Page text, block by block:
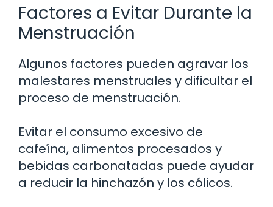
Factores a Evitar Durante la
Menstruación
Algunos factores pueden agravar los
malestares menstruales y dificultar el
proceso de menstruación.
Evitar el consumo excesivo de
cafeína, alimentos procesados y
bebidas carbonatadas puede ayudar
a reducir la hinchazón y los cólicos.